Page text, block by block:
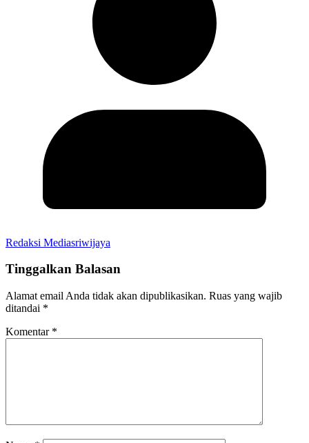
Redaksi Mediasriwijaya
Tinggalkan Balasan
Alamat email Anda tidak akan dipublikasikan. Ruas yang wajib
ditandai *
Komentar *